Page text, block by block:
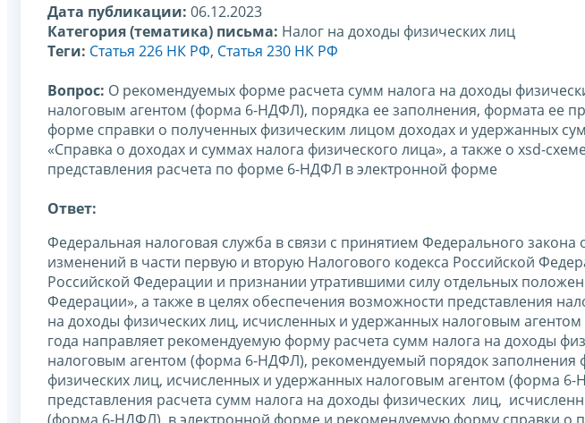
Дата публикации: 06.12.2023
Категория (тематика) письма: Налог на доходы физических лиц
Теги: Статья 226 НК РФ, Статья 230 НК РФ
Вопрос: О рекомендуемых форме расчета сумм налога на доходы
налоговым агентом (форма 6-НДФЛ), порядка ее заполнения, формата ее
форме справки о полученных физическим лицом доходах и удержанных
«Справка о доходах и суммах налога физического лица», а также о xsd-
представления расчета по форме 6-НДФЛ в электронной форме
Ответ:
Федеральная налоговая служба в связи с принятием Федерального
изменений в части первую и вторую Налогового кодекса Российской
Российской Федерации и признании утратившими силу отдельных
Федерации», а также в целях обеспечения возможности представления
на доходы физических лиц, исчисленных и удержанных налоговым
года направляет рекомендуемую форму расчета сумм налога на доходы
налоговым агентом (форма 6-НДФЛ), рекомендуемый порядок заполнения
физических лиц, исчисленных и удержанных налоговым агентом (форма
представления расчета сумм налога на доходы физических лиц,